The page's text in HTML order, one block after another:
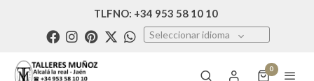
TLFNO: +34 953 58 10 10
Seleccionar idioma
0